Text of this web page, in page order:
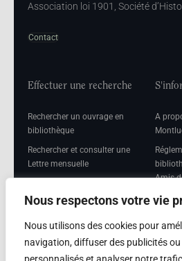
Nous respectons votre vie
Nous utilisons des cookies pour
navigation, diffuser des publicités
Association loi 1901, Société
Contact
Effectuer une recherche
Rechercher un ouvrage en
bibliothèque
Rechercher et consulter une
Lettre mensuelle
mensuelle
A
Amis